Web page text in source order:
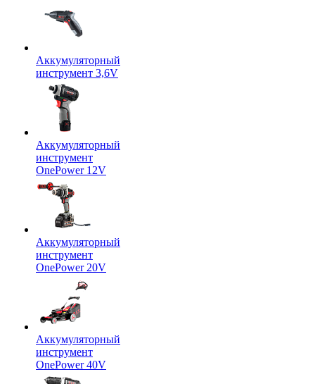
Аккумуляторный
инструмент 3,6V
Аккумуляторный
инструмент
OnePower 12V
Аккумуляторный
инструмент
OnePower 20V
Аккумуляторный
инструмент
OnePower 40V